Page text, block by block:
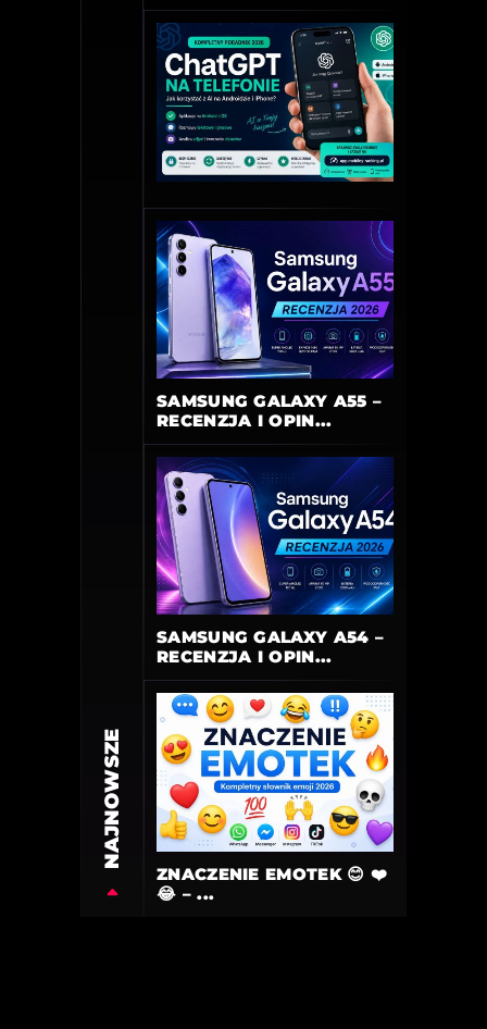
NAJNOWSZE
SAMSUNG GALAXY A55 –
RECENZJA I OPIN...
SAMSUNG GALAXY A54 –
RECENZJA I OPIN...
ZNACZENIE EMOTEK 😊 ❤️
😂 – ...